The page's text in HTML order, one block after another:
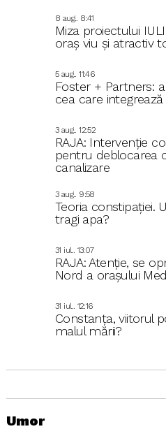
8 aug.. 8:41
Miza proiectului
oraș viu și atractiv
5 aug.. 11:46
Foster + Partners:
cea care
3 aug.. 12:52
RAJA: Intervenție
pentru deblocarea
canalizare
3 aug.. 9:58
Teoria constipației.
tragi apa?
31 iul.. 13:07
RAJA: Atenție, se
Nord a orașului
31 iul.. 12:16
Constanța, viitorul
malul mării?
Umor